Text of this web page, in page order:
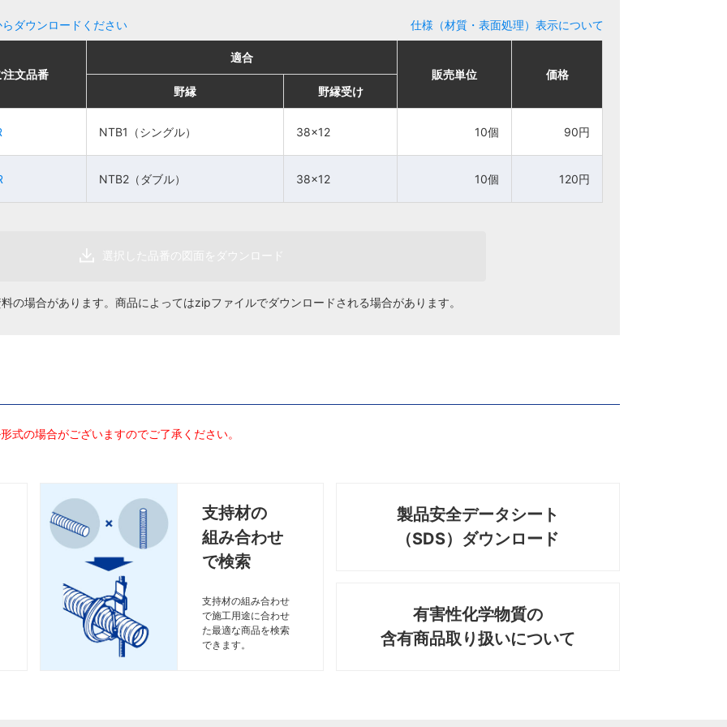
ダウンロードください 仕様（材質・表面処理）表示について
販売単位
価格
38×12 10個
38×12 10個
注文品番
適合
販売単位
価格
野縁
野縁受け
NTB1（シングル） 38×12 10個 90円
NTB2（ダブル） 38×12 10個 120円
販売単位
価格
38×12 10個
38×12 10個
注文品番
適合
販売単位
価格
野縁
野縁受け
NTB1（シングル） 38×12 10個 90円
NTB2（ダブル） 38×12 10個 120円
選択した品番の図面をダウンロード
の場合があります。商品によってはzipファイルでダウンロードされる場合があります。
式の場合がございますのでご了承ください。
支持材の
組み合わせ
で検索
支持材の組み合わせ
で施工用途に合わせ
た最適な商品を検索
できます。
製品安全データシート
（SDS）ダウンロード
有害性化学物質の
含有商品取り扱いについて